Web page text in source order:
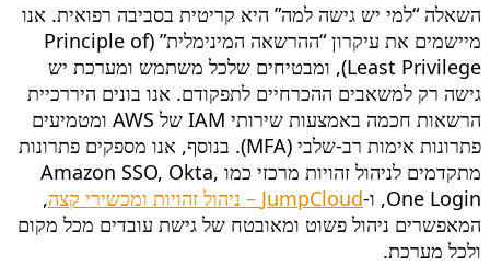
השאלה “למי יש גישה למה” היא קריטית בסביבה רפואית. אנו
מיישמים את עיקרון “ההרשאה המינימלית” (Principle of
Least Privilege), ומבטיחים שלכל משתמש ומערכת יש
גישה רק למשאבים ההכרחיים לתפקודם. אנו בונים היררכיית
הרשאות חכמה באמצעות שירותי IAM של AWS ומטמיעים
פתרונות אימות רב-שלבי (MFA). בנוסף, אנו מספקים פתרונות
מתקדמים לניהול זהויות מרכזי כמו Amazon SSO, Okta,
One Login, ו-
JumpCloud – ניהול זהויות ומכשירי קצה
,
המאפשרים ניהול פשוט ומאובטח של גישת עובדים מכל מקום
ולכל מערכת.